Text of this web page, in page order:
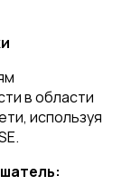
в области
используя